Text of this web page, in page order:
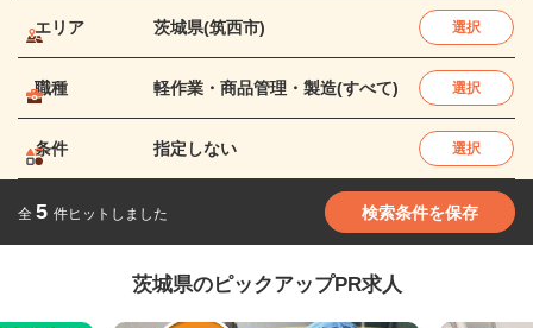
エリア 茨城県(筑西市) 選択
職種 軽作業・商品管理・製造(すべて) 選択
条件 指定しない 選択
全 5 件ヒットしました 検索条件を保存
茨城県のピックアップPR求人